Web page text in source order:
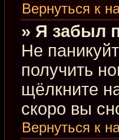
Вернуться к
» Я забыл
Не
получить
щёлкните
скоро вы
Вернуться к